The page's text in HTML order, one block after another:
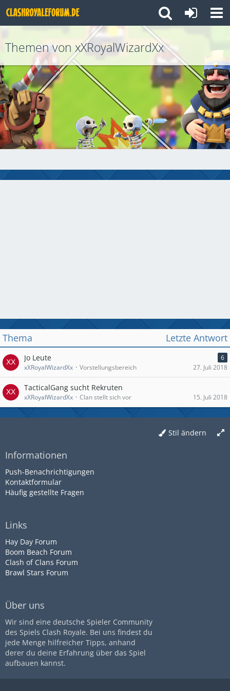
Themen von xXRoyalWizardXx
Thema Letzte Antwort
Jo Leute
6
xXRoyalWizardXx
Vorstellungsbereich 27. Juli 2018
TacticalGang sucht Rekruten
xXRoyalWizardXx Clan stellt sich vor 15. Juli 2018
Stil ändern
Informationen
Push-Benachrichtigungen
Kontaktformular
Häufig gestellte Fragen
Links
Hay Day Forum
Boom Beach Forum
Clash of Clans Forum
Brawl Stars Forum
Über uns
Wir sind eine deutsche Spieler Community
des Spiels Clash Royale. Bei uns findest du
jede Menge hilfreicher Tipps, anhand
derer du deine Erfahrung über das Spiel
aufbauen kannst.